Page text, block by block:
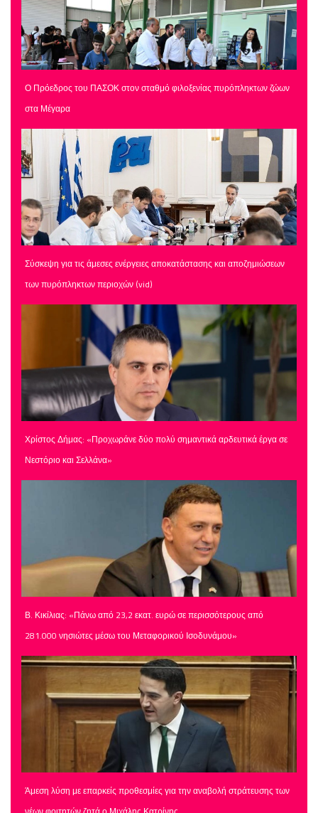
Ο Πρόεδρος του ΠΑΣΟΚ στον σταθμό φιλοξενίας πυρόπληκτων ζώων
στα Μέγαρα
Σύσκεψη για τις άμεσες ενέργειες αποκατάστασης και αποζημιώσεων
των πυρόπληκτων περιοχών (vid)
Χρίστος Δήμας: «Προχωράνε δύο πολύ σημαντικά αρδευτικά έργα σε
Νεστόριο και Σελλάνα»
Β. Κικίλιας: «Πάνω από 23,2 εκατ. ευρώ σε περισσότερους από
281.000 νησιώτες μέσω του Μεταφορικού Ισοδυνάμου»
Άμεση λύση με επαρκείς προθεσμίες για την αναβολή στράτευσης των